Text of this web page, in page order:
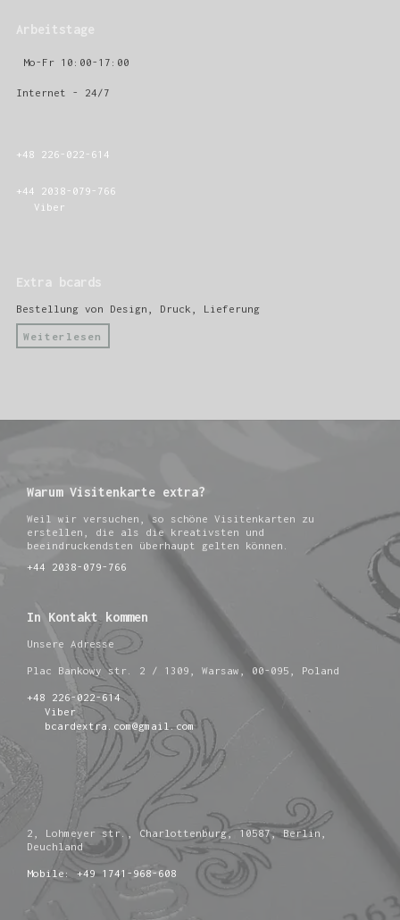
Arbeitstage
Mo-Fr 10:00-17:00
Internet - 24/7
+48 226-022-614
+44 2038-079-766
Viber
Extra bcards
Bestellung von Design, Druck, Lieferung
Weiterlesen
Warum Visitenkarte extra?
Weil wir versuchen, so schöne Visitenkarten zu
erstellen, die als die kreativsten und
beeindruckendsten überhaupt gelten können.
+44 2038-079-766
In Kontakt kommen
Unsere Adresse
Plac Bankowy str. 2 / 1309, Warsaw, 00-095, Poland
+48 226-022-614
Viber
bcardextra.com@gmail.com
2, Lohmeyer str., Charlottenburg, 10587, Berlin,
Deuchland
Mobile: +49 1741-968-608